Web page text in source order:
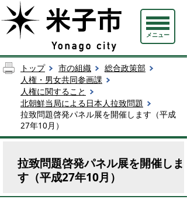
メニュー
トップ 市の組織
総合政策部
人権・男女共同参画課
人権に関すること
北朝鮮当局による日本人拉致問題
拉致問題啓発パネル展を開催します（平成
27年10月）
拉致問題啓発パネル展を開催しま
す（平成27年10月）